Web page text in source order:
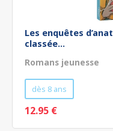
Les enquêtes
classée...
Romans jeunesse
dès 8 ans
12.95 €